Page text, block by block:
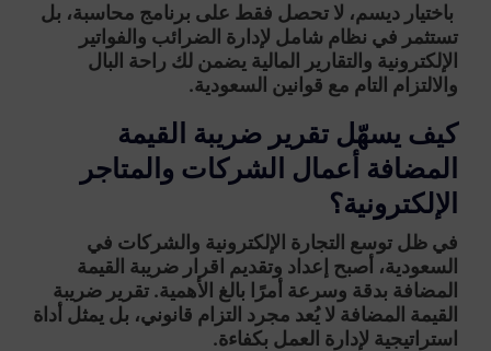
باختيار ديسم، لا تحصل فقط على برنامج محاسبة، بل
تستثمر في نظام شامل لإدارة الضرائب والفواتير
الإلكترونية والتقارير المالية يضمن لك راحة البال
والالتزام التام مع قوانين السعودية.
كيف يسهّل تقرير ضريبة القيمة
المضافة أعمال الشركات والمتاجر
الإلكترونية؟
في ظل توسع التجارة الإلكترونية والشركات في
السعودية، أصبح إعداد وتقديم اقرار ضريبة القيمة
المضافة بدقة وسرعة أمرًا بالغ الأهمية. تقرير ضريبة
القيمة المضافة لا يُعد مجرد التزام قانوني، بل يمثل أداة
استراتيجية لإدارة العمل بكفاءة.